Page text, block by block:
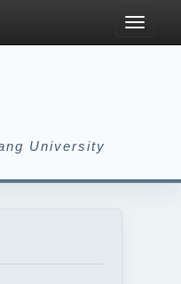
Toggle
University